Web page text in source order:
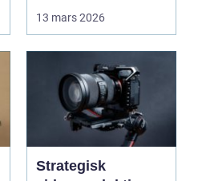
släktkalas, s...
13 mars 2026
Strategisk